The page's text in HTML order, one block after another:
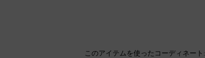
このアイテムを使ったコーディネート: